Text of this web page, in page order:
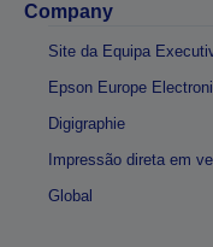
Company
Site da Equipa
Epson Europe
Digigraphie
Impressão direta em
Global